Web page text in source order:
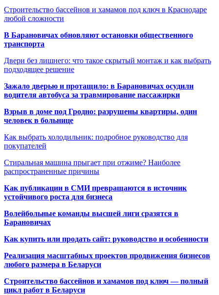
Строительство бассейнов и хамамов под ключ в Краснодаре
любой сложности
В Барановичах обновляют остановки общественного
транспорта
Двери без лишнего: что такое скрытый монтаж и как выбрать
подходящее решение
Зажало дверью и протащило: в Барановичах осудили
водителя автобуса за травмирование пассажирки
Взрыв в доме под Гродно: разрушены квартиры, один
человек в больнице
Как выбрать холодильник: подробное руководство для
покупателей
Стиральная машина прыгает при отжиме? Наиболее
распространенные причины
Как публикации в СМИ превращаются в источник
устойчивого роста для бизнеса
Волейбольные команды высшей лиги сразятся в
Барановичах
Как купить или продать сайт: руководство и особенности
Реализация масштабных проектов продвижения бизнесов
любого размера в Беларуси
Строительство бассейнов и хамамов под ключ — полный
цикл работ в Беларуси